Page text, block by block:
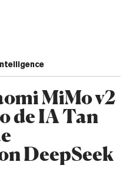
MiMo v2
de IA Tan
DeepSeek